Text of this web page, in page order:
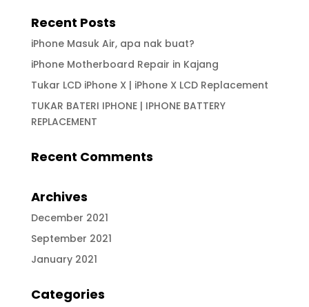
Recent Posts
iPhone Masuk Air, apa nak buat?
iPhone Motherboard Repair in Kajang
Tukar LCD iPhone X | iPhone X LCD Replacement
TUKAR BATERI IPHONE | IPHONE BATTERY
REPLACEMENT
Recent Comments
Archives
December 2021
September 2021
January 2021
Categories